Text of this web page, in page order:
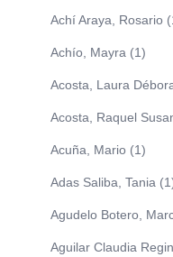
Achí Araya, Rosario
Achío, Mayra (1)
Acosta, Laura
Acosta, Raquel
Acuña, Mario (1)
Adas Saliba, Tania
Agudelo Botero,
Aguilar Claudia